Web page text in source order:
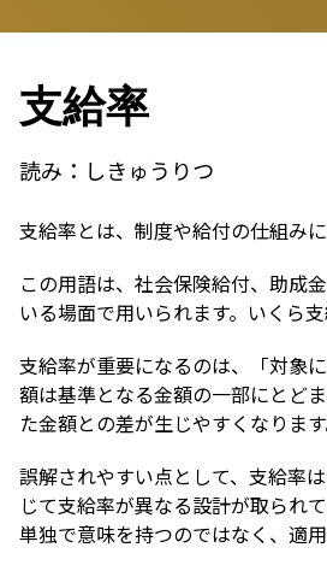
支給率
読み： しきゅうりつ
支給率とは、制度や給付の仕組み
この用語は、社会保険給付、助成
いる場面で用いられます。いくら
支給率が重要になるのは、「対象
額は基準となる金額の一部にとど
た金額との差が生じやすくなります
誤解されやすい点として、支給率
じて支給率が異なる設計が取られ
単独で意味を持つのではなく、適